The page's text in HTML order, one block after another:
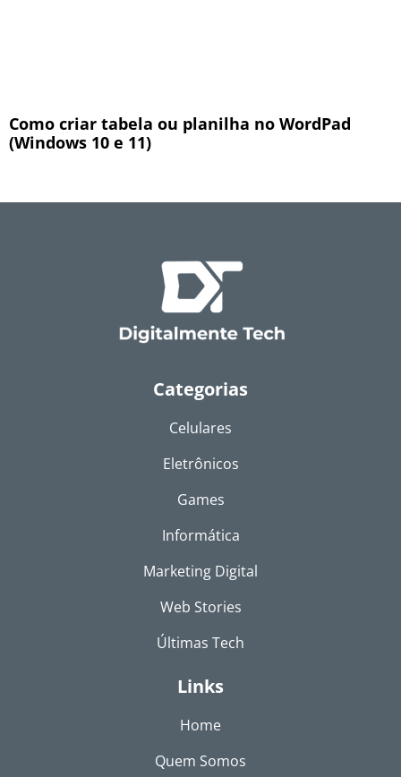
Como criar tabela ou planilha no WordPad
(Windows 10 e 11)
Categorias
Celulares
Eletrônicos
Games
Informática
Marketing Digital
Web Stories
Últimas Tech
Links
Home
Quem Somos